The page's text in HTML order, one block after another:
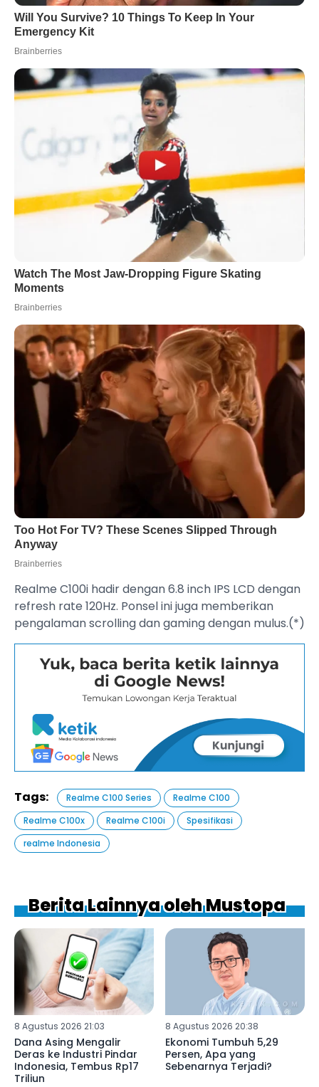
Realme C100i hadir dengan 6.8 inch IPS LCD dengan
refresh rate 120Hz. Ponsel ini juga memberikan
pengalaman scrolling dan gaming dengan mulus.(*)
Tags: Realme C100 Series
Realme C100
Realme C100x
Realme C100i
Spesifikasi
realme Indonesia
Berita Lainnya oleh Mustopa
8 Agustus 2026 21:03
Dana Asing Mengalir
Deras ke Industri Pindar
Indonesia, Tembus Rp17
Triliun
8 Agustus 2026 20:38
Ekonomi Tumbuh 5,29
Persen, Apa yang
Sebenarnya Terjadi?